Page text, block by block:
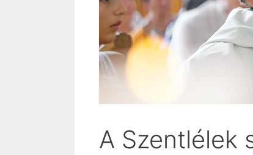
A Szentlélek